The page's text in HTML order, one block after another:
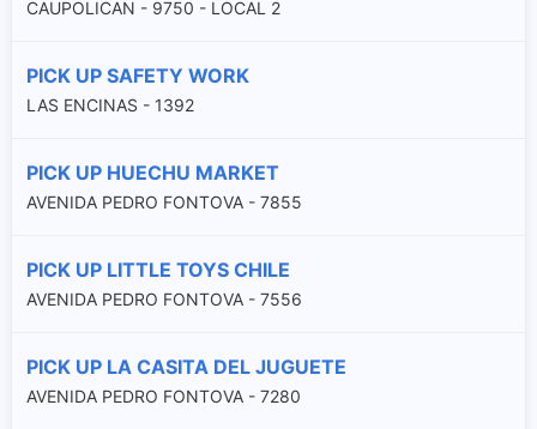
CAUPOLICAN - 9750 - LOCAL 2
PICK UP SAFETY WORK
LAS ENCINAS - 1392
PICK UP HUECHU MARKET
AVENIDA PEDRO FONTOVA - 7855
PICK UP LITTLE TOYS CHILE
AVENIDA PEDRO FONTOVA - 7556
PICK UP LA CASITA DEL JUGUETE
AVENIDA PEDRO FONTOVA - 7280